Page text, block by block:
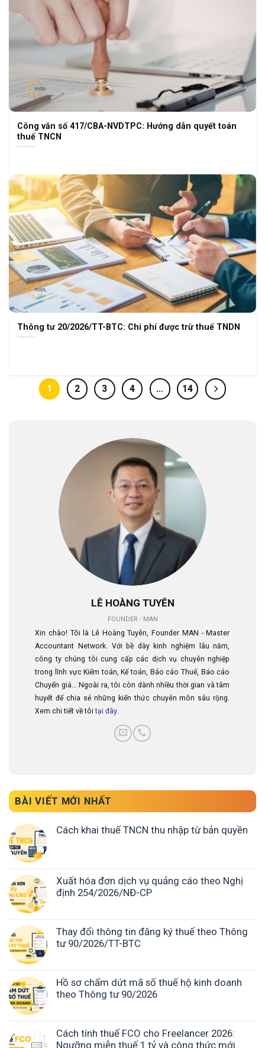
Công văn số 417/CBA-NVDTPC: Hướng dẫn quyết toán
thuế TNCN
Thông tư 20/2026/TT-BTC: Chi phí được trừ thuế TNDN
1 2 3 4 … 14
LÊ HOÀNG TUYÊN
FOUNDER - MAN
Xin chào! Tôi là Lê Hoàng Tuyên, Founder MAN - Master
Accountant Network. Với bề dày kinh nghiệm lâu năm,
công ty chúng tôi cung cấp các dịch vụ chuyên nghiệp
trong lĩnh vực Kiểm toán, Kế toán, Báo cáo Thuế, Báo cáo
Chuyển giá... Ngoài ra, tôi còn dành nhiều thời gian và tâm
huyết để chia sẻ những kiến thức chuyên môn sâu rộng.
Xem chi tiết về tôitại đây.
BÀI VIẾT MỚI NHẤT
Cách khai thuế TNCN thu nhập từ bản quyền
Xuất hóa đơn dịch vụ quảng cáo theo Nghị
định 254/2026/NĐ-CP
Thay đổi thông tin đăng ký thuế theo Thông
tư 90/2026/TT-BTC
Hồ sơ chấm dứt mã số thuế hộ kinh doanh
theo Thông tư 90/2026
Cách tính thuế FCO cho Freelancer 2026:
Ngưỡng miễn thuế 1 tỷ và công thức mới